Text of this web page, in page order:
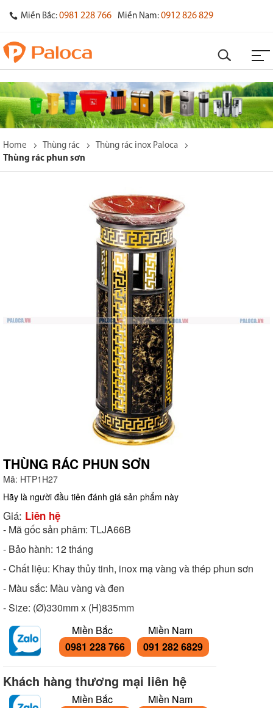
Miền Bắc: 0981 228 766 Miền Nam: 0912 826 829
Home Thùng rác
Thùng rác inox Paloca
Thùng rác phun sơn
THÙNG RÁC PHUN SƠN
Mã: HTP1H27
Hãy là người đầu tiên đánh giá sản phẩm này
Giá: Liên hệ
- Mã gốc sản phâm: TLJA66B
- Bảo hành: 12 tháng
- Chất liệu: Khay thủy tinh, inox mạ vàng và thép phun sơn
- Màu sắc: Màu vàng và đen
- Size: (Ø)330mm x (H)835mm
Miền Bắc
0981 228 766
Miền Nam
091 282 6829
Khách hàng thương mại liên hệ
Miền Bắc
Miền Nam